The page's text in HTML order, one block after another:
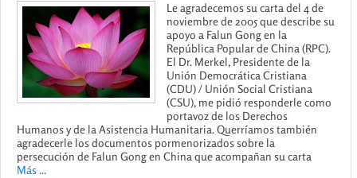
Le agradecemos su carta del 4 de
noviembre de 2005 que describe su
apoyo a Falun Gong en la
República Popular de China (RPC).
El Dr. Merkel, Presidente de la
Unión Democrática Cristiana
(CDU) / Unión Social Cristiana
(CSU), me pidió responderle como
portavoz de los Derechos
Humanos y de la Asistencia Humanitaria. Querríamos también
agradecerle los documentos pormenorizados sobre la
persecución de Falun Gong en China que acompañan su carta
Más ...